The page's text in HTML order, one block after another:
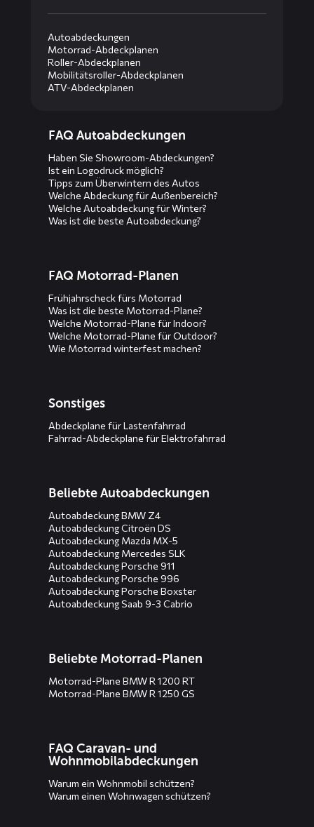
Autoabdeckungen
Motorrad-Abdeckplanen
Roller-Abdeckplanen
Mobilitätsroller-Abdeckplanen
ATV-Abdeckplanen
menusFAQ Autoabdeckungen
Haben Sie Showroom-Abdeckungen?
Ist ein Logodruck möglich?
Tipps zum Überwintern des Autos
Welche Abdeckung für Außenbereich?
Welche Autoabdeckung für Winter?
Was ist die beste Autoabdeckung?
FAQ Motorrad-Planen
Frühjahrscheck fürs Motorrad
Was ist die beste Motorrad-Plane?
Welche Motorrad-Plane für Indoor?
Welche Motorrad-Plane für Outdoor?
Wie Motorrad winterfest machen?
Sonstiges
Abdeckplane für Lastenfahrrad
Fahrrad-Abdeckplane für Elektrofahrrad
Beliebte Autoabdeckungen
Autoabdeckung BMW Z4
Autoabdeckung Citroën DS
Autoabdeckung Mazda MX-5
Autoabdeckung Mercedes SLK
Autoabdeckung Porsche 911
Autoabdeckung Porsche 996
Autoabdeckung Porsche Boxster
Autoabdeckung Saab 9-3 Cabrio
Beliebte Motorrad-Planen
Motorrad-Plane BMW R 1200 RT
Motorrad-Plane BMW R 1250 GS
FAQ Caravan- und
Wohnmobilabdeckungen
Warum ein Wohnmobil schützen?
Warum einen Wohnwagen schützen?